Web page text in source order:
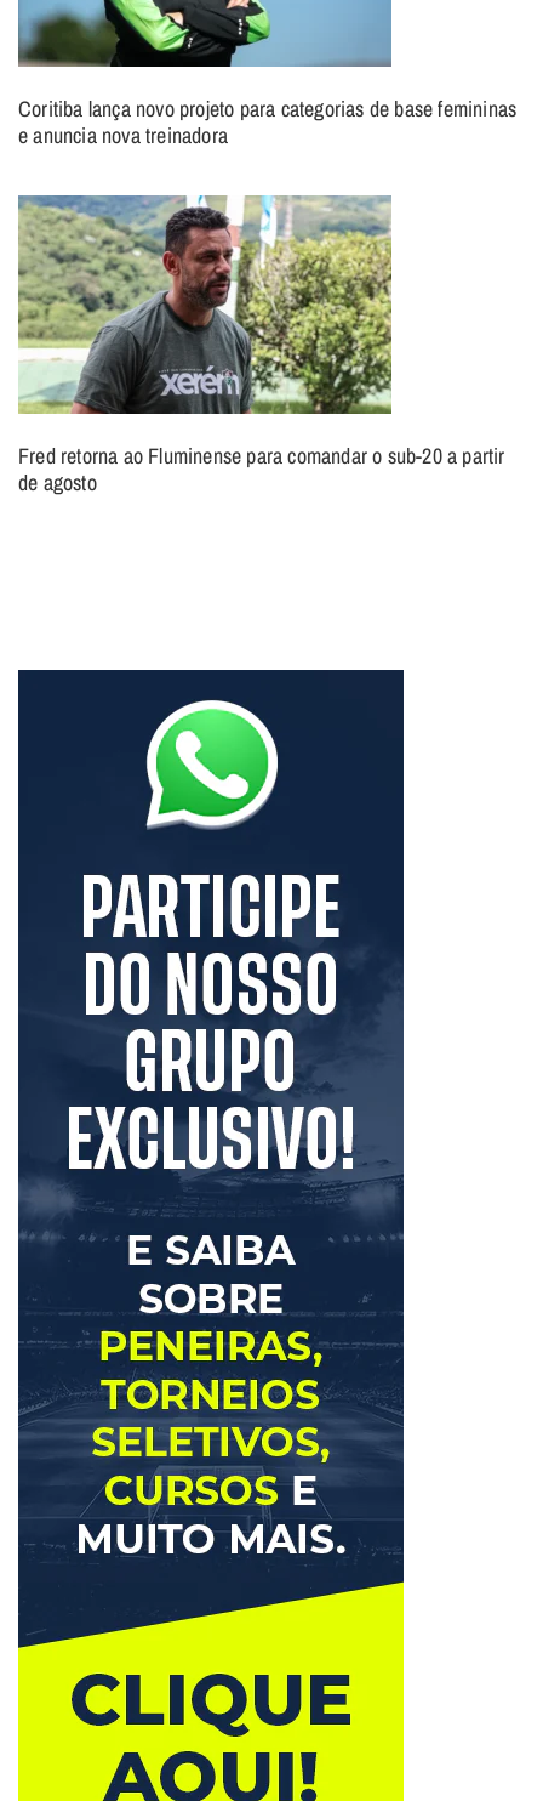
Coritiba lança novo projeto para categorias de base femininas
e anuncia nova treinadora
Fred retorna ao Fluminense para comandar o sub-20 a partir
de agosto